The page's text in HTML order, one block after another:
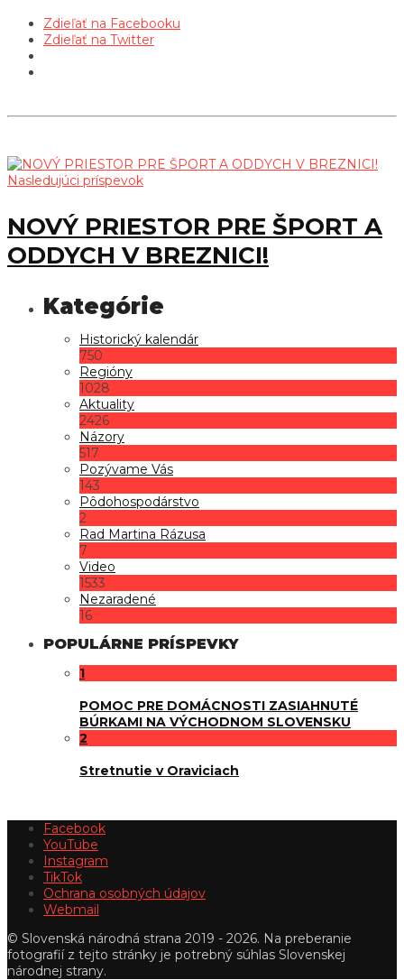
Zdieľať na Facebooku
Zdieľať na Twitter
Nasledujúci príspevok
NOVÝ PRIESTOR PRE ŠPORT A
ODDYCH V BREZNICI!
Historický kalendár
750
Regióny
1028
Aktuality
2426
Názory
517
Pozývame Vás
143
Pôdohospodárstvo
2
Rad Martina Rázusa
7
Video
1533
Nezaradené
16
POPULÁRNE PRÍSPEVKY
1
POMOC PRE DOMÁCNOSTI ZASIAHNUTÉ
BÚRKAMI NA VÝCHODNOM SLOVENSKU
2
Stretnutie v Oraviciach
Facebook
YouTube
Instagram
TikTok
Ochrana osobných údajov
Webmail
© Slovenská národná strana 2019 - 2026. Na preberanie
fotografií z tejto stránky je potrebný súhlas Slovenskej
národnej strany.